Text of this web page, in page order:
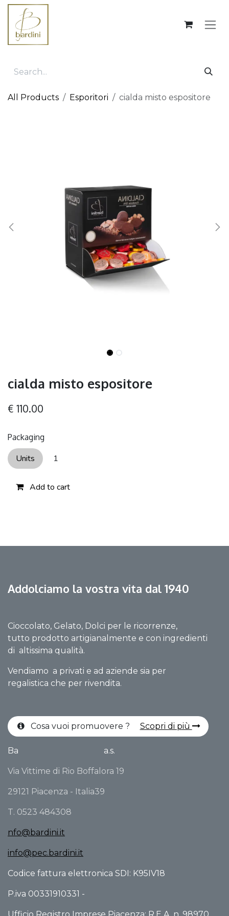
Skip to Content
All Products Esporitori cialda misto espositore
cialda misto espositore
€ 110.00
Packaging
Units 1
Add to cart
Addolciamo la vostra vita dal 1940
Cioccolato, Gelato, Dolci per le ricorrenze,
tutto prodotto artigianalmente e con ingredienti
di altissima qualità.
Vendiamo a privati e ad aziende sia per
regalistica che per rivendita.
Cosa vuoi promuovere ? Scopri di più
Ba a.s.
Via Vittime di Rio Boffalora 19
29121 Piacenza - Italia39
T. 0523 484308
nfo@bardini.it
info@pec.bardini.it
Codice fattura elettronica SDI: K95IV18
P.iva 00331910331 -